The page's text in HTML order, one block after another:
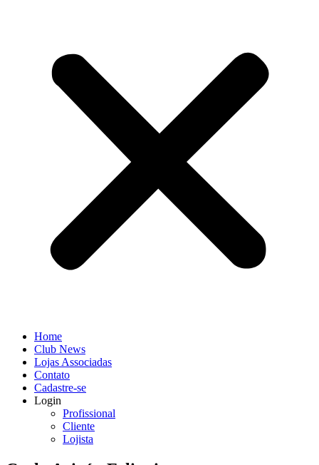
Home
Club News
Lojas Associadas
Contato
Cadastre-se
Login
Profissional
Cliente
Lojista